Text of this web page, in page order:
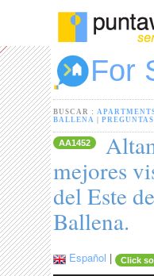
For
BUSCAR :
BALLENA
|
AA1452
mejores
del Este
Ballena.
Español | Click